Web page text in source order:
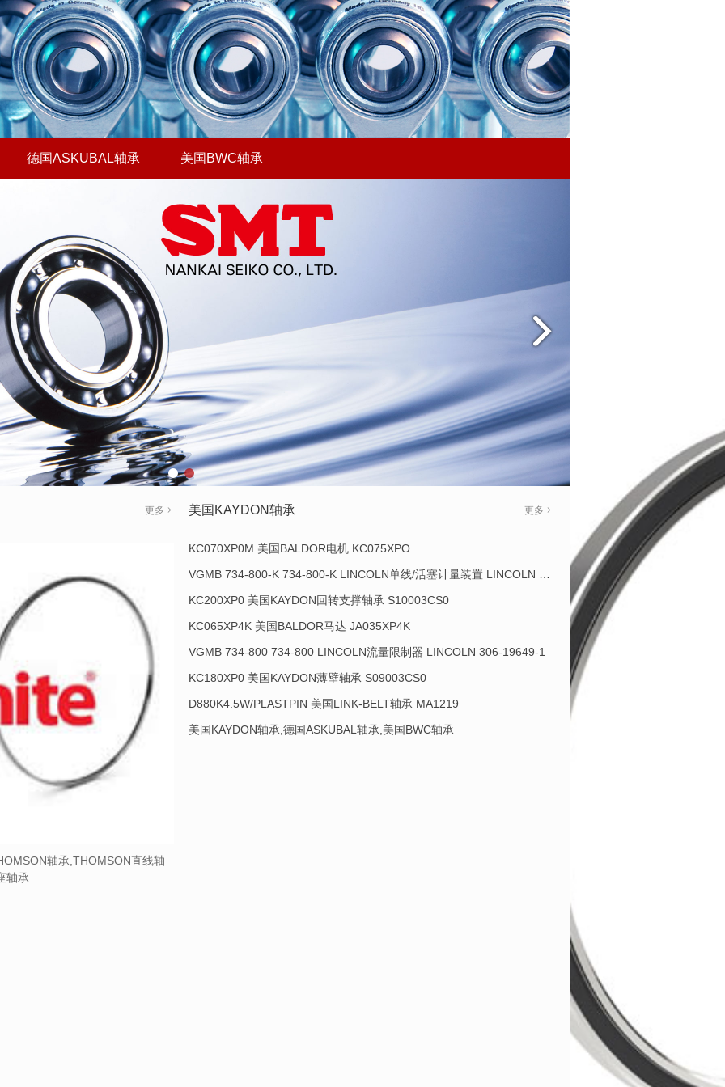
德国ASKUBAL轴承 美国BWC轴承
更多
轴承,THOMSON直线轴
轴承
美国KAYDON轴承 更多
KC070XP0M 美国BALDOR电机 KC075XPO
VGMB 734-800-K 734-800-K LINCOLN单线/活塞计量装置 LINCOLN 934013-E
KC200XP0 美国KAYDON回转支撑轴承 S10003CS0
KC065XP4K 美国BALDOR马达 JA035XP4K
VGMB 734-800 734-800 LINCOLN流量限制器 LINCOLN 306-19649-1
KC180XP0 美国KAYDON薄壁轴承 S09003CS0
D880K4.5W/PLASTPIN 美国LINK-BELT轴承 MA1219
美国KAYDON轴承,德国ASKUBAL轴承,美国BWC轴承